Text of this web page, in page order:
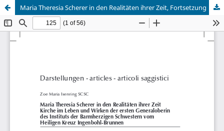
Maria Theresia Scherer in den Realitäten ihrer Zeit, Fortsetzung